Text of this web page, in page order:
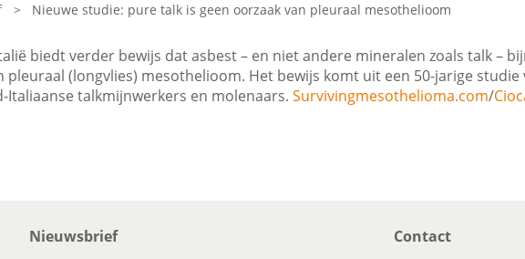
> Nieuwe studie: pure talk is geen oorzaak van pleuraal mesothelioom
biedt verder bewijs dat asbest – en niet andere mineralen zoals talk –
pleuraal (longvlies) mesothelioom. Het bewijs komt uit een 50-jarige studie
Italiaanse talkmijnwerkers en molenaars. Survivingmesothelioma.com/
Nieuwsbrief Contact